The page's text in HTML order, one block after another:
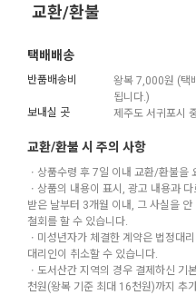
교환/환불
택배배송
반품배송비
왕복 7,000원 (택
됩니다.)
보내실 곳
제주도 서귀포시
교환/환불 시 주의 사항
ㆍ상품수령 후 7일 이내 교환/환불을
ㆍ상품의 내용이 표시, 광고 내용과
받은 날부터 3개월 이내, 그 사실을
철회를 할 수 있습니다.
ㆍ미성년자가 체결한 계약은 법정대
대리인이 취소할 수 있습니다.
ㆍ도서산간 지역의 경우 결제하신
천원(왕복 기준 최대 16천원)까지 추